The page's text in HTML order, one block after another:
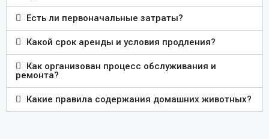
Есть ли первоначальные затраты?
Какой срок аренды и условия продления?
Как организован процесс обслуживания и
ремонта?
Какие правила содержания домашних животных?